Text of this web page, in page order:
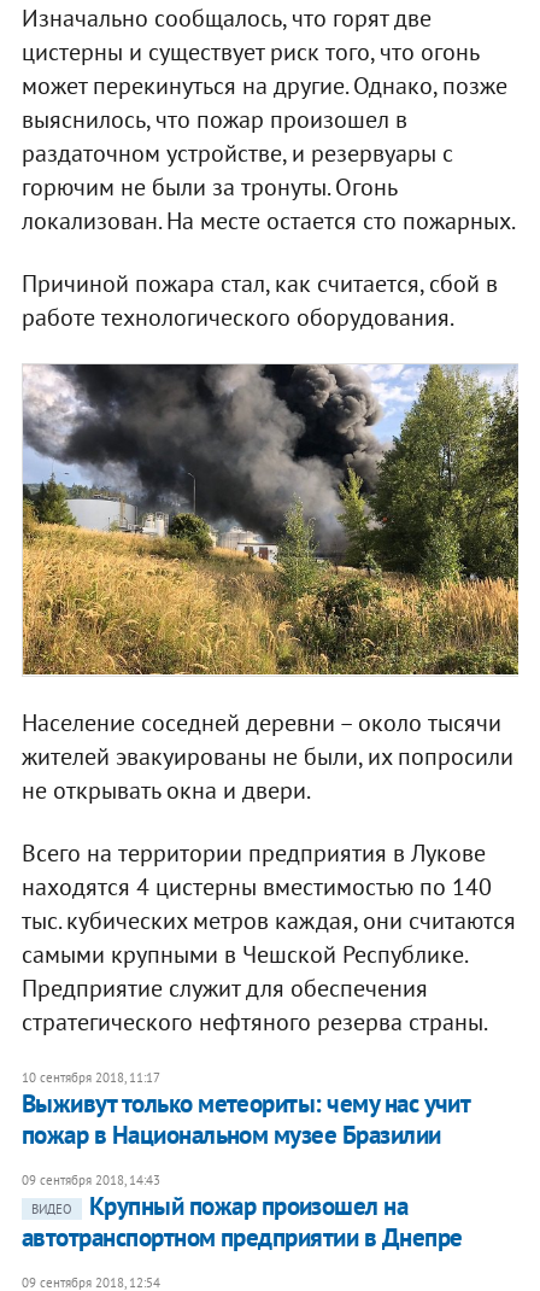
Изначально сообщалось, что горят две
цистерны и существует риск того, что огонь
может перекинуться на другие. Однако, позже
выяснилось, что пожар произошел в
раздаточном устройстве, и резервуары с
горючим не были за тронуты. Огонь
локализован. На месте остается сто пожарных.
Причиной пожара стал, как считается, сбой в
работе технологического оборудования.
Население соседней деревни – около тысячи
жителей эвакуированы не были, их попросили
не открывать окна и двери.
Всего на территории предприятия в Лукове
находятся 4 цистерны вместимостью по 140
тыс. кубических метров каждая, они считаются
самыми крупными в Чешской Республике.
Предприятие служит для обеспечения
стратегического нефтяного резерва страны.
10 сентября 2018, 11:17
Выживут только метеориты: чему нас учит
пожар в Национальном музее Бразилии
09 сентября 2018, 14:43
ВИДЕО
Крупный пожар произошел на
автотранспортном предприятии в Днепре
09 сентября 2018, 12:54